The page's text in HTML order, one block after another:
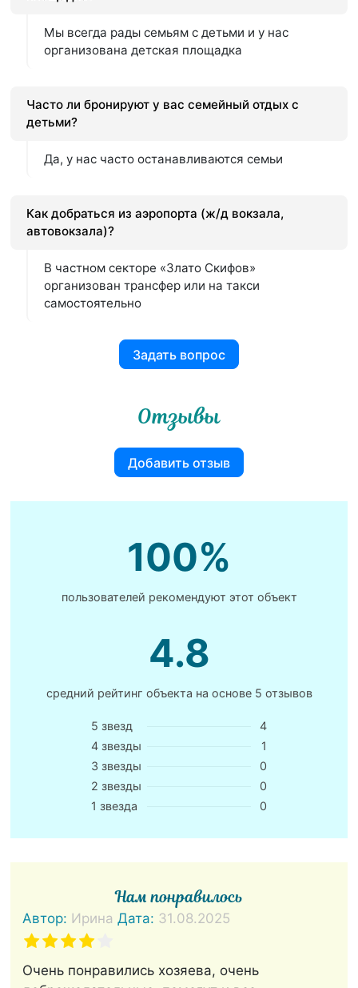
Мы всегда рады семьям с детьми и у нас
организована детская площадка
Часто ли бронируют у вас семейный отдых с
детьми?
Да, у нас часто останавливаются семьи
Как добраться из аэропорта (ж/д вокзала,
автовокзала)?
В частном секторе «Злато Скифов»
организован трансфер или на такси
самостоятельно
Задать вопрос
Отзывы
Добавить отзыв
100%
пользователей рекомендуют этот объект
4.8
средний рейтинг объекта на основе 5 отзывов
5 звезд
4
4 звезды
1
3 звезды
0
2 звезды
0
1 звезда
0
Нам понравилось
Автор: Ирина Дата: 31.08.2025
Очень понравились хозяева, очень